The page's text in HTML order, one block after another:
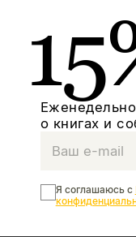
о книгах и
Я соглашаюсь с